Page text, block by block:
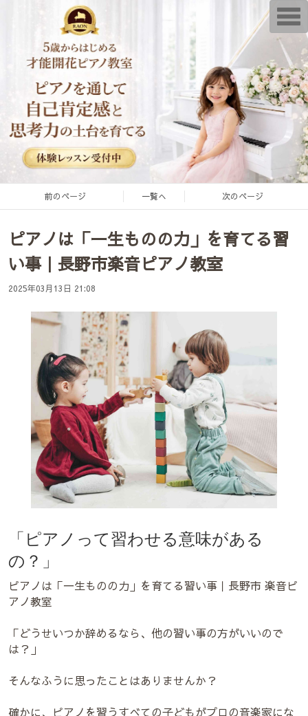
前のページ 一覧へ 次のページ
ピアノは「一生ものの力」を育てる習
い事｜長野市楽音ピアノ教室
2025年03月13日 21:08
「ピアノって習わせる意味がある
の？」
ピアノは「一生ものの力」を育てる習い事｜長野市 楽音ピ
アノ教室
「どうせいつか辞めるなら、他の習い事の方がいいので
は？」
そんなふうに思ったことはありませんか？
確かに、ピアノを習うすべての子どもがプロの音楽家にな
T
o
g
l
e
n
a
v
i
t